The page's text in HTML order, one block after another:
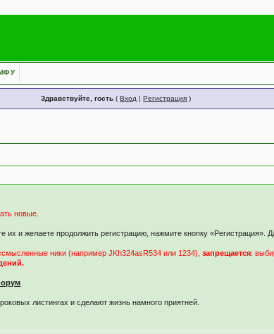
Здравствуйте, гость (Вход |Регистрация )
новые.
и желаете продолжить регистрацию, нажмите кнопку «Регистрация».
ники (например JKh324asR534 или 1234),запрещается:
листингах и сделают жизнь намного приятней.